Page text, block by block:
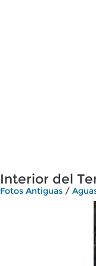
Interior del
Fotos Antiguas /